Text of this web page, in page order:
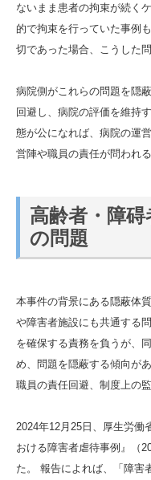
ないまま患者の拘束が続く
的で拘束を行っていた事例
切であった場合、こうした
病院側がこれらの問題を隠
回避し、病院の評価を維持
態が公になれば、病院の運
営陣や職員の責任が問われ
高齢者・障
の問題
本事件の背景にある隠蔽体
や障害者施設にも共通する
を確保する責務を負うが、
め、問題を隠蔽する傾向が
職員の責任回避、制度上の
2024年12月25日、厚生労働
おける障害者虐待事例』（
た。 報告によれば、「障害